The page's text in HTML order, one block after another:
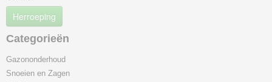
Herroeping
Categorieën
Gazononderhoud
Snoeien en Zagen